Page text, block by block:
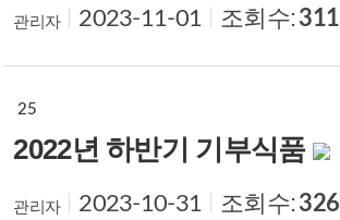
관리자 2023-11-01 조회수: 311
25
2022년 하반기 기부식품
관리자 2023-10-31 조회수: 326